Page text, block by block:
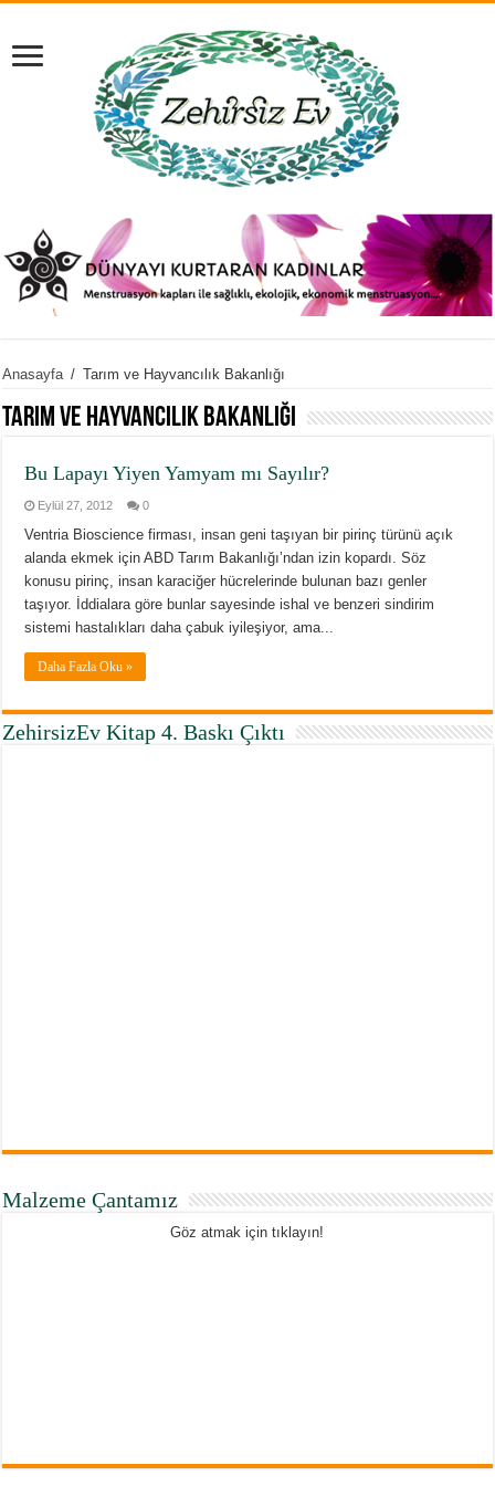
Anasayfa / Tarım ve Hayvancılık Bakanlığı
Tarım ve Hayvancılık Bakanlığı
Bu Lapayı Yiyen Yamyam mı Sayılır?
Eylül 27, 2012 0
Ventria Bioscience firması, insan geni taşıyan bir pirinç türünü açık
alanda ekmek için ABD Tarım Bakanlığı’ndan izin kopardı. Söz
konusu pirinç, insan karaciğer hücrelerinde bulunan bazı genler
taşıyor. İddialara göre bunlar sayesinde ishal ve benzeri sindirim
sistemi hastalıkları daha çabuk iyileşiyor, ama...
Daha Fazla Oku »
ZehirsizEv Kitap 4. Baskı Çıktı
Malzeme Çantamız
Göz atmak için tıklayın!